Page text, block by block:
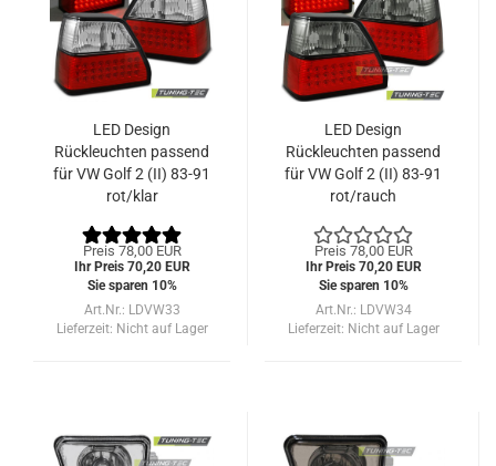
LED Design
Rückleuchten passend
für VW Golf 2 (II) 83-91
rot/klar
Preis 78,00 EUR
Ihr Preis 70,20 EUR
Sie sparen 10%
Art.Nr.: LDVW33
Lieferzeit: Nicht auf Lager
LED Design
Rückleuchten passend
für VW Golf 2 (II) 83-91
rot/rauch
Preis 78,00 EUR
Ihr Preis 70,20 EUR
Sie sparen 10%
Art.Nr.: LDVW34
Lieferzeit: Nicht auf Lager